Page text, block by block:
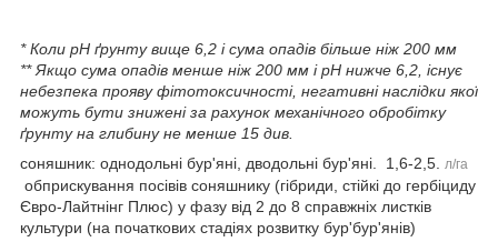
* Коли рН ґрунту вище 6,2 і сума опадів більше ніж 200 мм
** Якщо сума опадів менше ніж 200 мм і рН нижче 6,2, існує
небезпека прояву фітотоксичності, негативні наслідки якої
можуть бути знижені за рахунок механічного обробітку
ґрунту на глибину не менше 15 див.
соняшник: однодольні бур'яні, дводольні бур'яні. 1,6-2,5.
л/га
обприскування посівів соняшнику (гібриди, стійкі до гербіциду
Євро-Лайтнінг Плюс) у фазу від 2 до 8 справжніх листків
культури (на початкових стадіях розвитку бур'бур'янів)